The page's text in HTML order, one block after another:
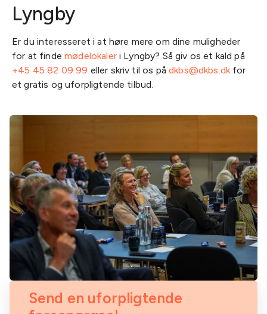
Lyngby
Er du interesseret i at høre mere om dine muligheder
for at findemødelokaleri Lyngby? Så giv os et kald på
+45 45 82 09 99 eller skriv til os pådkbs@dkbs.dk for
et gratis og uforpligtende tilbud.
Send en uforpligtende